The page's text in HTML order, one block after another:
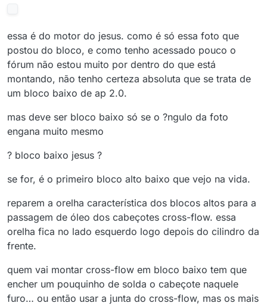
essa é do motor do jesus. como é só essa foto que
postou do bloco, e como tenho acessado pouco o
fórum não estou muito por dentro do que está
montando, não tenho certeza absoluta que se trata de
um bloco baixo de ap 2.0.
mas deve ser bloco baixo só se o ?ngulo da foto
engana muito mesmo
? bloco baixo jesus ?
se for, é o primeiro bloco alto baixo que vejo na vida.
reparem a orelha característica dos blocos altos para a
passagem de óleo dos cabeçotes cross-flow. essa
orelha fica no lado esquerdo logo depois do cilindro da
frente.
quem vai montar cross-flow em bloco baixo tem que
encher um pouquinho de solda o cabeçote naquele
furo… ou então usar a junta do cross-flow, mas os mais